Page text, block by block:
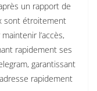
un rapport de
sont étroitement
l’accès,
rapidement ses
garantissant
rapidement